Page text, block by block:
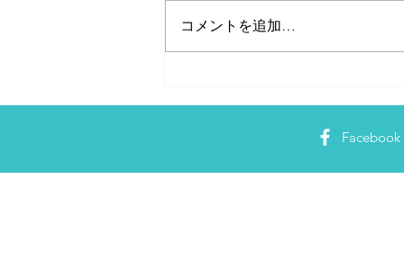
り」にて、インタビュー記事
コメントを追加…
Facebook